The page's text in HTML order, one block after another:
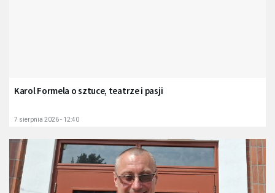
Karol Formela o sztuce, teatrze i pasji
7 sierpnia 2026 - 12:40